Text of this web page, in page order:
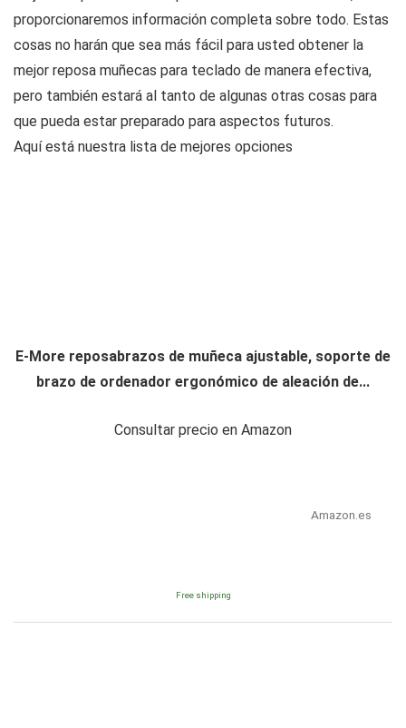
proporcionaremos información completa sobre todo. Estas
cosas no harán que sea más fácil para usted obtener la
mejor reposa muñecas para teclado de manera efectiva,
pero también estará al tanto de algunas otras cosas para
que pueda estar preparado para aspectos futuros.
Aquí está nuestra lista de mejores opciones
E-More reposabrazos de muñeca ajustable, soporte de
brazo de ordenador ergonómico de aleación de...
Consultar precio en Amazon
Amazon.es
Free shipping